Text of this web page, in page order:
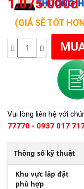
1.075.000đ
(GIÁ SẼ TỐT
Vui lòng liên hệ với
77770 - 0937 017
Thông số kỹ thuật
Khu vực lắp đặt
phù hợp